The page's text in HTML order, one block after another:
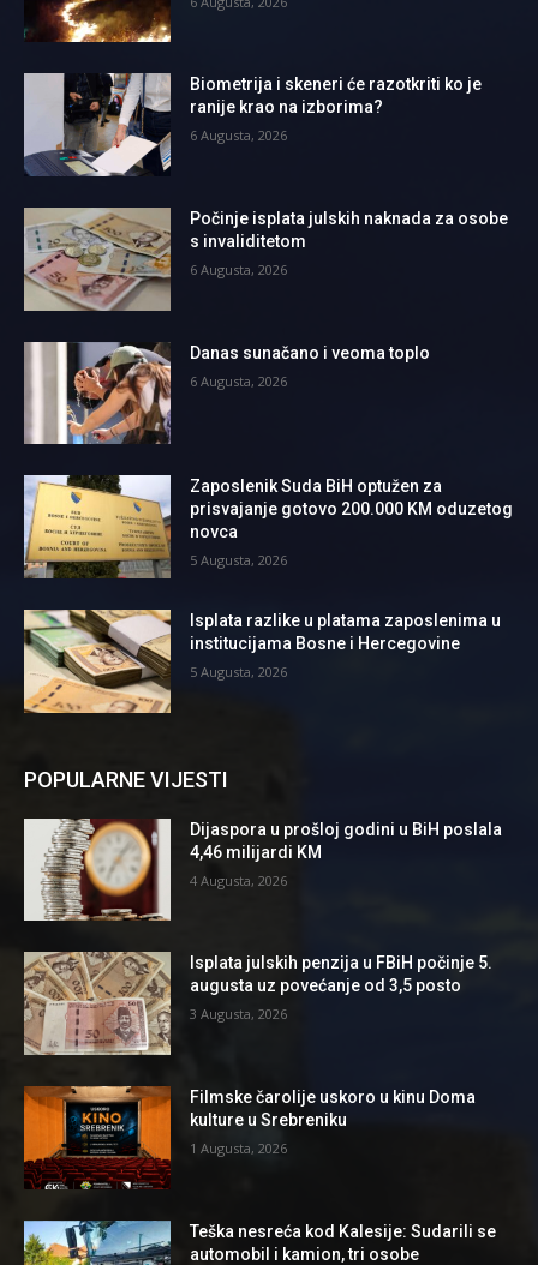
Biometrija i skeneri će razotkriti ko je
ranije krao na izborima?
6 Augusta, 2026
Počinje isplata julskih naknada za osobe
s invaliditetom
6 Augusta, 2026
Danas sunačano i veoma toplo
6 Augusta, 2026
Zaposlenik Suda BiH optužen za
prisvajanje gotovo 200.000 KM oduzetog
novca
5 Augusta, 2026
Isplata razlike u platama zaposlenima u
institucijama Bosne i Hercegovine
5 Augusta, 2026
POPULARNE VIJESTI
Dijaspora u prošloj godini u BiH poslala
4,46 milijardi KM
4 Augusta, 2026
Isplata julskih penzija u FBiH počinje 5.
augusta uz povećanje od 3,5 posto
3 Augusta, 2026
Filmske čarolije uskoro u kinu Doma
kulture u Srebreniku
1 Augusta, 2026
Teška nesreća kod Kalesije: Sudarili se
automobil i kamion, tri osobe